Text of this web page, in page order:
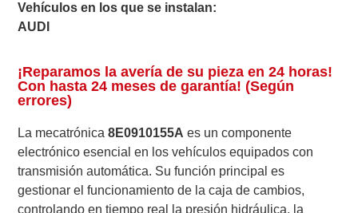
Vehículos en los que se instalan:
AUDI
¡Reparamos la avería de su pieza en 24 horas!
Con hasta 24 meses de garantía! (Según
errores)
La mecatrónica8E0910155A es un componente
electrónico esencial en los vehículos equipados con
transmisión automática. Su función principal es
gestionar el funcionamiento de la caja de cambios,
controlando en tiempo real la presión hidráulica, la